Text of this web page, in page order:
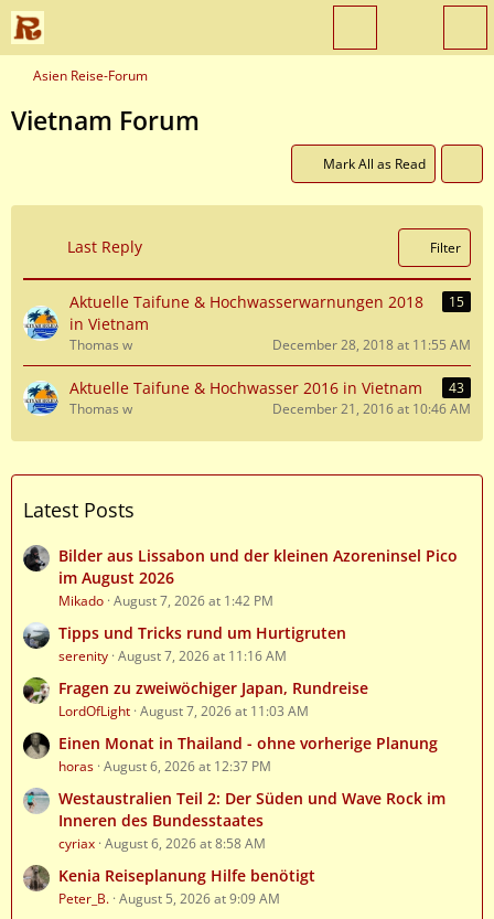
Asien Reise-Forum
Vietnam Forum
Mark All as Read
Last Reply Filter
Aktuelle Taifune & Hochwasserwarnungen 2018
in Vietnam
15
Thomas w December 28, 2018 at 11:55 AM
Aktuelle Taifune & Hochwasser 2016 in Vietnam
43
Thomas w
December 21, 2016 at 10:46 AM
Latest Posts
Bilder aus Lissabon und der kleinen Azoreninsel Pico
im August 2026
Mikado August 7, 2026 at 1:42 PM
Tipps und Tricks rund um Hurtigruten
serenity August 7, 2026 at 11:16 AM
Fragen zu zweiwöchiger Japan, Rundreise
LordOfLight August 7, 2026 at 11:03 AM
Einen Monat in Thailand - ohne vorherige Planung
horas August 6, 2026 at 12:37 PM
Westaustralien Teil 2: Der Süden und Wave Rock im
Inneren des Bundesstaates
cyriax August 6, 2026 at 8:58 AM
Kenia Reiseplanung Hilfe benötigt
Peter_B. August 5, 2026 at 9:09 AM